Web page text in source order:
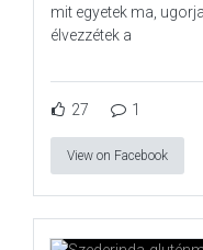
mit egyetek ma,
élvezzétek a
27 1
View on Facebook